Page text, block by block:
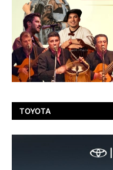
TOYOTA